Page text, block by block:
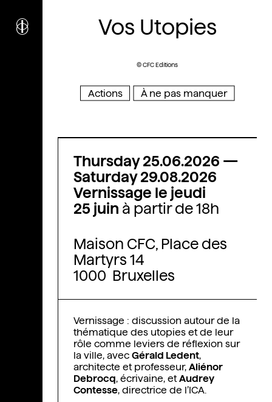
i culturel
Wallonie-Bruxelles
Vos Utopies
© CFC Editions
Actions À ne pas manquer
Thursday 25.06.2026 —
Saturday 29.08.2026
Vernissage le jeudi
25 juin à partir de 18h
Maison CFC, Place des
Martyrs 14
1000 Bruxelles
Vernissage : discussion autour de la
thématique des utopies et de leur
rôle comme leviers de réflexion sur
la ville, avec Gérald Ledent,
architecte et professeur, Aliénor
Debrocq, écrivaine, et Audrey
Contesse, directrice de l’ICA.